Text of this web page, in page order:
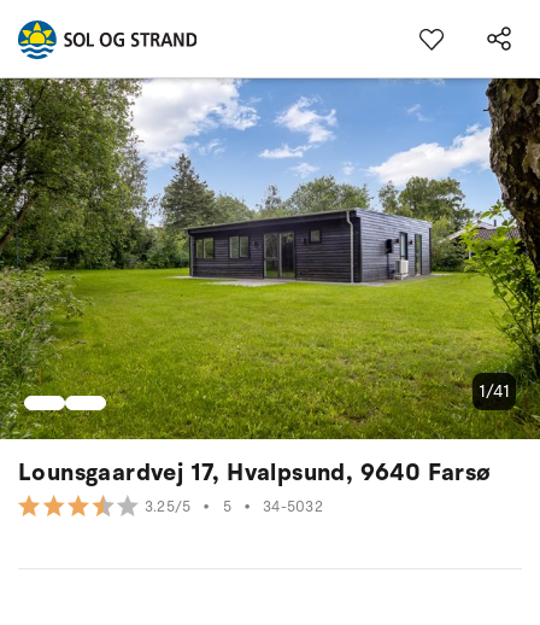
Lounsgaardvej 17, Hvalpsund, 9640 Farsø
3.25/5 • 5 • 34-5032
1/41